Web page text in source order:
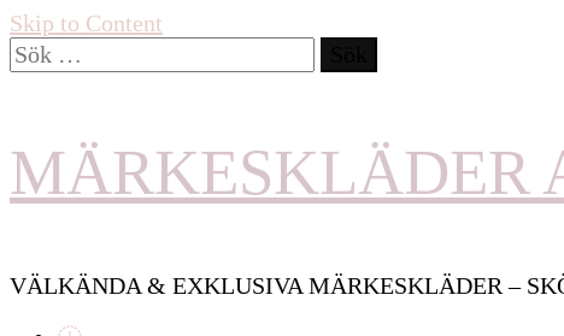
Skip to Content
Sök
efter:
MÄRKESKLÄDER
VÄLKÄNDA & EXKLUSIVA MÄRKESKLÄDER –